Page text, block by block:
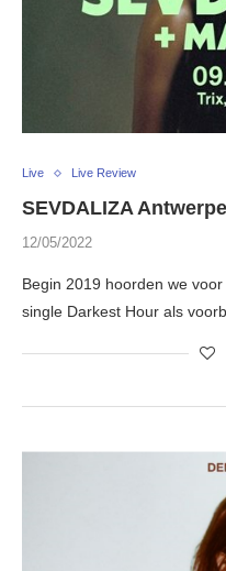
Live Live Review
SEVDALIZA
12/05/2022
Begin 2019 hoorden we
single Darkest Hour als